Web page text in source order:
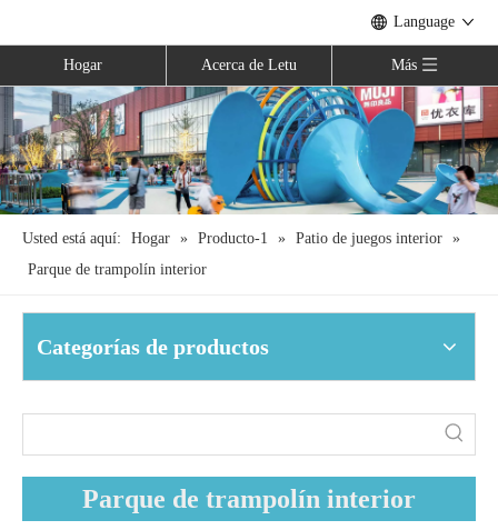
Language
Hogar Acerca de Letu Más
Usted está aquí: Hogar » Producto-1 » Patio de juegos interior »
Parque de trampolín interior
Categorías de productos
Parque de trampolín interior